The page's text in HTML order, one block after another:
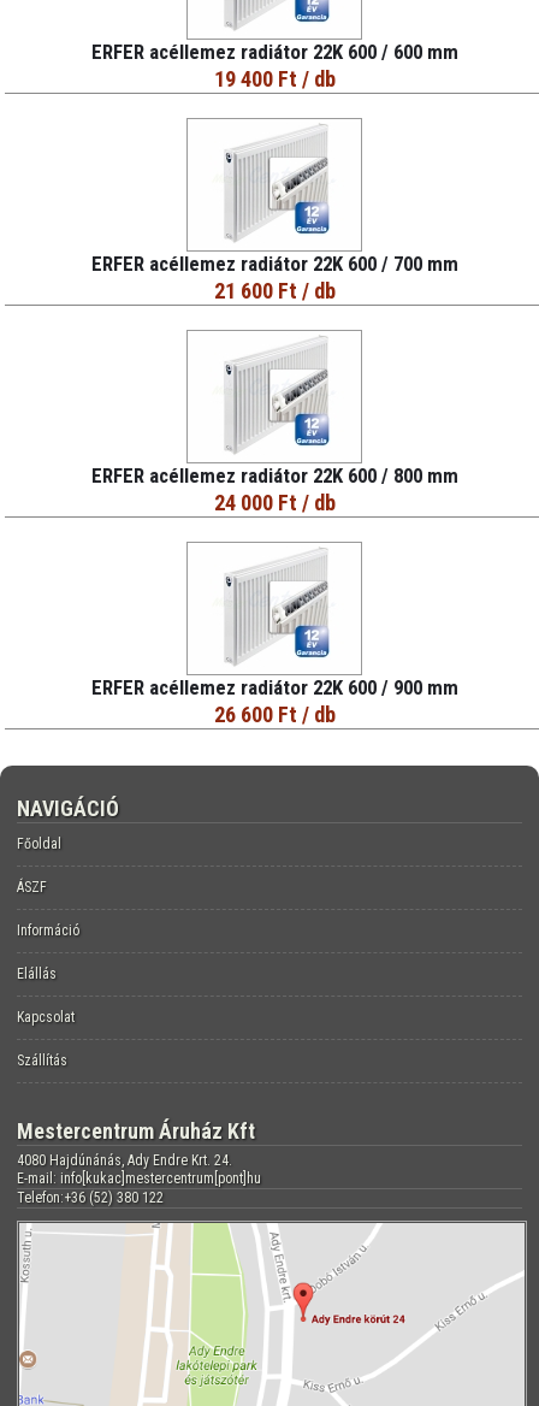
ERFER acéllemez radiátor 22K 600 / 600 mm
19 400 Ft / db
ERFER acéllemez radiátor 22K 600 / 700 mm
21 600 Ft / db
ERFER acéllemez radiátor 22K 600 / 800 mm
24 000 Ft / db
ERFER acéllemez radiátor 22K 600 / 900 mm
26 600 Ft / db
NAVIGÁCIÓ
Főoldal
ÁSZF
Információ
Elállás
Kapcsolat
Szállítás
Mestercentrum Áruház Kft
4080 Hajdúnánás, Ady Endre Krt. 24.
E-mail: info[kukac]mestercentrum[pont]hu
Telefon:+36 (52) 380 122